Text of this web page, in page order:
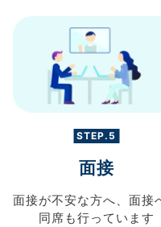
STEP.5
面接
面接が不安な方へ、 面接
同席も行っています